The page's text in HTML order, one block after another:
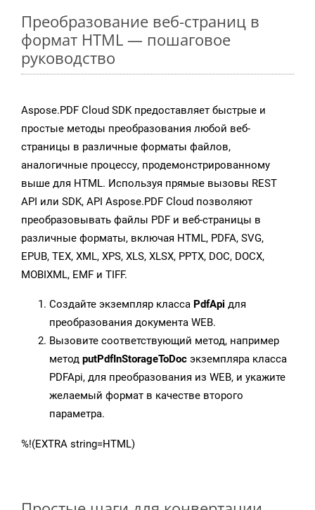
Преобразование веб-страниц в
формат HTML — пошаговое
руководство
Aspose.PDF Cloud SDK предоставляет быстрые и
простые методы преобразования любой веб-
страницы в различные форматы файлов,
аналогичные процессу, продемонстрированному
выше для HTML. Используя прямые вызовы REST
API или SDK, API Aspose.PDF Cloud позволяют
преобразовывать файлы PDF и веб-страницы в
различные форматы, включая HTML, PDFA, SVG,
EPUB, TEX, XML, XPS, XLS, XLSX, PPTX, DOC, DOCX,
MOBIXML, EMF и TIFF.
Создайте экземпляр класса PdfApi для
преобразования документа WEB.
Вызовите соответствующий метод, например
метод putPdfInStorageToDoc экземпляра класса
PDFApi, для преобразования из WEB, и укажите
желаемый формат в качестве второго
параметра.
%!(EXTRA string=HTML)